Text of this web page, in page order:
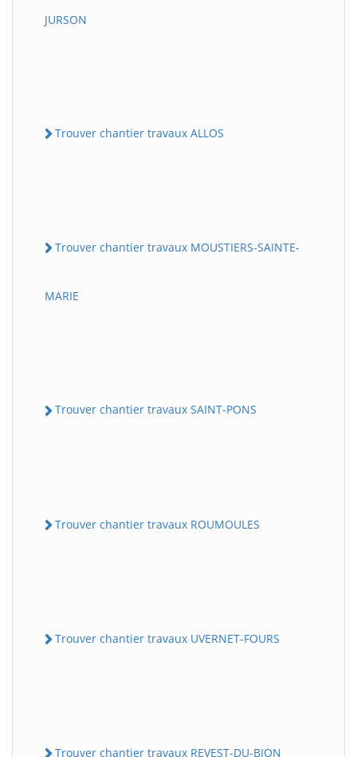
JURSON
Trouver chantier travaux ALLOS
Trouver chantier travaux MOUSTIERS-SAINTE-
MARIE
Trouver chantier travaux SAINT-PONS
Trouver chantier travaux ROUMOULES
Trouver chantier travaux UVERNET-FOURS
Trouver chantier travaux REVEST-DU-BION